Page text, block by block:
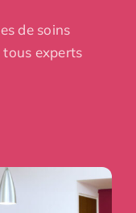
de soins
experts